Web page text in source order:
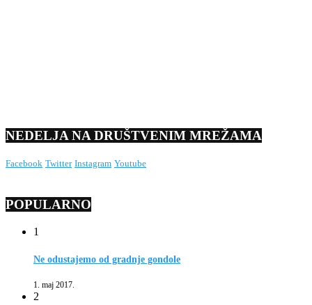
NEDELJA NA DRUŠTVENIM MREŽAMA
Facebook Twitter Instagram Youtube
POPULARNO
1
Ne odustajemo od gradnje gondole
1. maj 2017.
2